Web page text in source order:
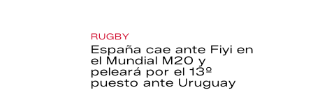
RUGBY
España cae ante Fiyi en
el Mundial M20 y
peleará por el 13º
puesto ante Uruguay